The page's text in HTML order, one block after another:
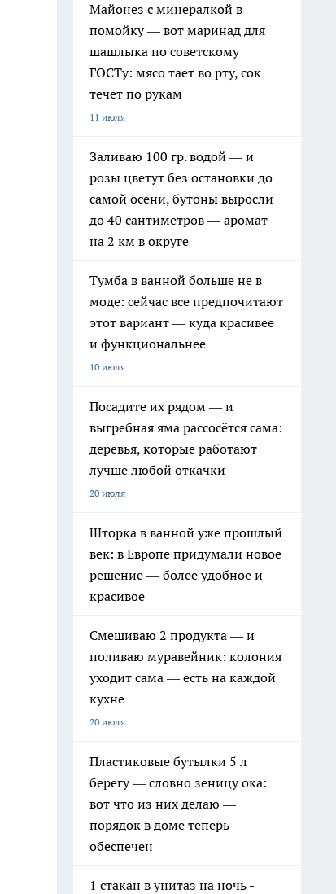
Майонез с минералкой в
помойку — вот маринад для
шашлыка по советскому
ГОСТу: мясо тает во рту, сок
течет по рукам
11 июля
Заливаю 100 гр. водой — и
розы цветут без остановки до
самой осени, бутоны выросли
до 40 сантиметров — аромат
на 2 км в округе
Тумба в ванной больше не в
моде: сейчас все предпочитают
этот вариант — куда красивее
и функциональнее
10 июля
Посадите их рядом — и
выгребная яма рассосётся сама:
деревья, которые работают
лучше любой откачки
20 июля
Шторка в ванной уже прошлый
век: в Европе придумали новое
решение — более удобное и
красивое
Смешиваю 2 продукта — и
поливаю муравейник: колония
уходит сама — есть на каждой
кухне
20 июля
Пластиковые бутылки 5 л
берегу — словно зеницу ока:
вот что из них делаю —
порядок в доме теперь
обеспечен
1 стакан в унитаз на ночь -